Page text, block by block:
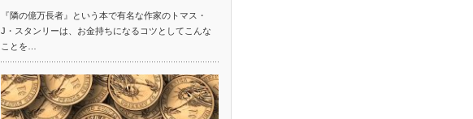
『隣の億万長者』という本で有名な作家のトマス・
J・スタンリーは、お金持ちになるコツとしてこんな
ことを…